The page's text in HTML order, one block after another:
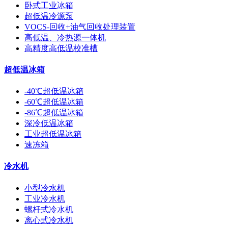
卧式工业冰箱
超低温冷源泵
VOCS-回收+油气回收处理装置
高低温、冷热源一体机
高精度高低温校准槽
超低温冰箱
-40℃超低温冰箱
-60℃超低温冰箱
-86℃超低温冰箱
深冷低温冰箱
工业超低温冰箱
速冻箱
冷水机
小型冷水机
工业冷水机
螺杆式冷水机
离心式冷水机